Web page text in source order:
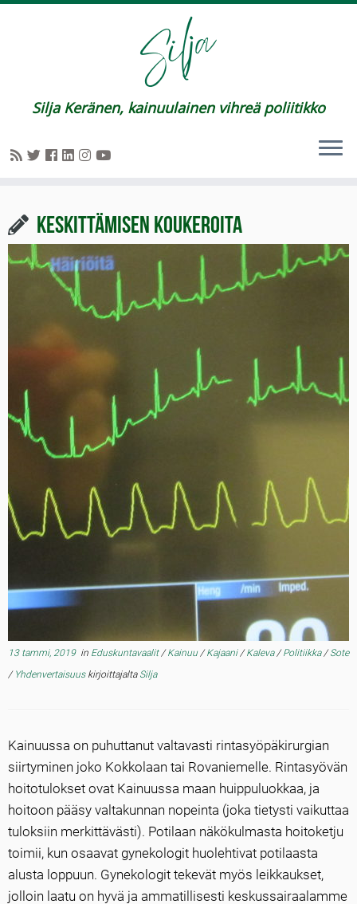
Silja Keränen, kainuulainen vihreä poliitikko
Keskittämisen koukeroita
13 tammi, 2019in Eduskuntavaalit/Kainuu /Kajaani/Kaleva/Politiikka/Sote
/ Yhdenvertaisuus kirjoittajalta Silja
Kainuussa on puhuttanut valtavasti rintasyöpäkirurgian
siirtyminen joko Kokkolaan tai Rovaniemelle. Rintasyövän
hoitotulokset ovat Kainuussa maan huippuluokkaa, ja
hoitoon pääsy valtakunnan nopeinta (joka tietysti vaikuttaa
tuloksiin merkittävästi). Potilaan näkökulmasta hoitoketju
toimii, kun osaavat gynekologit huolehtivat potilaasta
alusta loppuun. Gynekologit tekevät myös leikkaukset,
jolloin laatu on hyvä ja ammatillisesti keskussairaalamme